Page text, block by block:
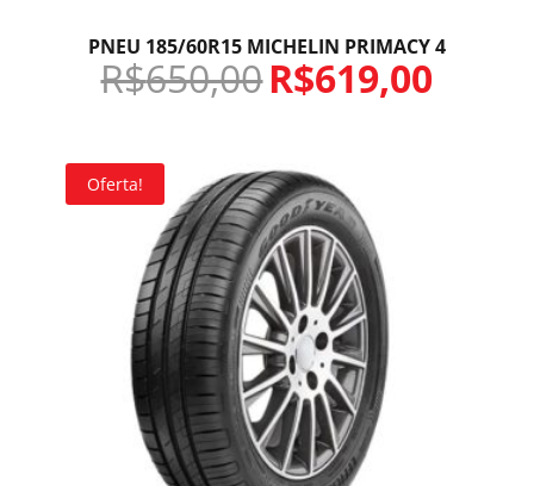
PNEU 185/60R15 MICHELIN PRIMACY 4
R$650,00R$619,00
Oferta!